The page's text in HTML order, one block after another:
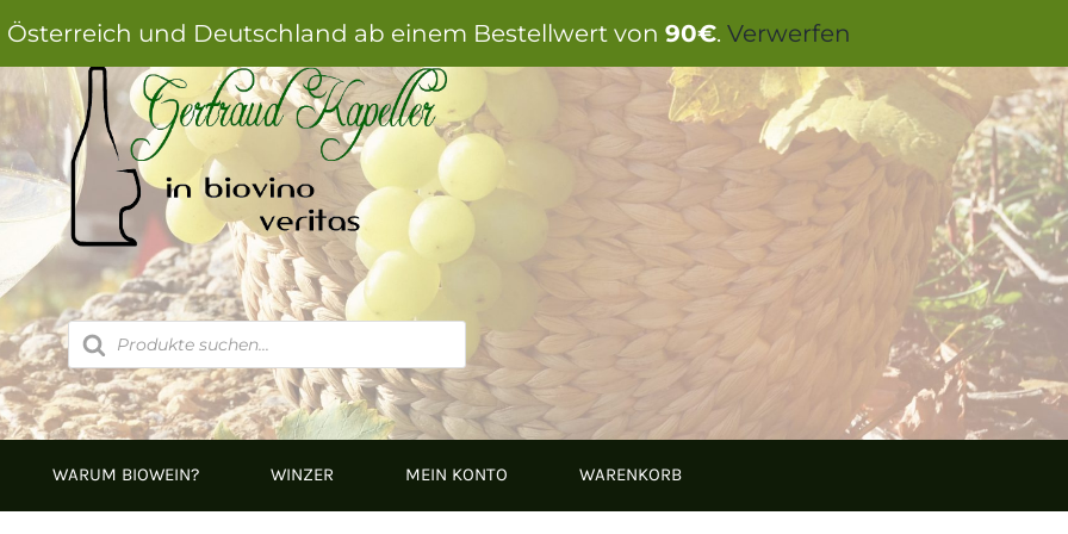
und Deutschland ab einem Bestellwert von 90€. Verwerfen
Products
search
WARUM BIOWEIN? WINZER MEIN KONTO WARENKORB